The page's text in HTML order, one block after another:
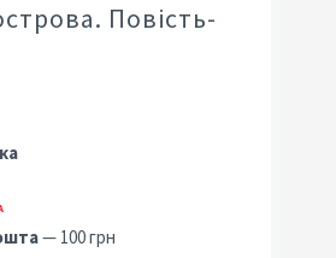
Повість-
— 100 грн